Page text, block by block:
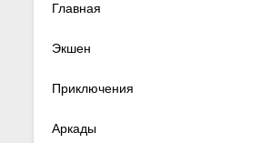
Главная
Экшен
Приключения
Аркады